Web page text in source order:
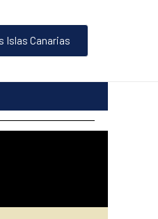
Islas Canarias